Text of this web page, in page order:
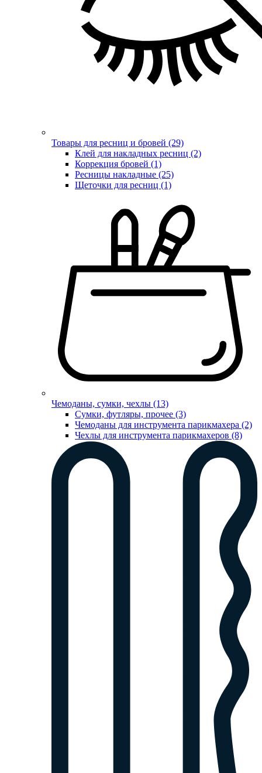
Товары для ресниц и бровей (29)
Клей для накладных ресниц (2)
Коррекция бровей (1)
Ресницы накладные (25)
Щеточки для ресниц (1)
Чемоданы, сумки, чехлы (13)
Сумки, футляры, прочее (3)
Чемоданы для инструмента парикмахера (2)
Чехлы для инструмента парикмахеров (8)